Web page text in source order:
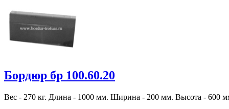
Бордюр бр 100.60.20
Вес - 270 кг. Длина - 1000 мм. Ширина - 200 мм. Высота - 600